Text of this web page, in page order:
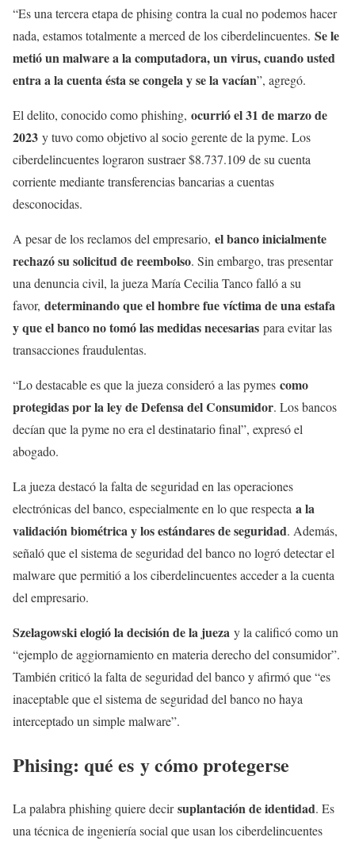
“Es una tercera etapa de phising contra la cual no podemos hacer
nada, estamos totalmente a merced de los ciberdelincuentes. Se le
metió un malware a la computadora, un virus, cuando usted
entra a la cuenta ésta se congela y se la vacían”, agregó.
El delito, conocido como phishing, ocurrió el 31 de marzo de
2023 y tuvo como objetivo al socio gerente de la pyme. Los
ciberdelincuentes lograron sustraer $8.737.109 de su cuenta
corriente mediante transferencias bancarias a cuentas
desconocidas.
A pesar de los reclamos del empresario, el banco inicialmente
rechazó su solicitud de reembolso. Sin embargo, tras presentar
una denuncia civil, la jueza María Cecilia Tanco falló a su
favor, determinando que el hombre fue víctima de una estafa
y que el banco no tomó las medidas necesarias para evitar las
transacciones fraudulentas.
“Lo destacable es que la jueza consideró a las pymes como
protegidas por la ley de Defensa del Consumidor. Los bancos
decían que la pyme no era el destinatario final”, expresó el
abogado.
La jueza destacó la falta de seguridad en las operaciones
electrónicas del banco, especialmente en lo que respecta a la
validación biométrica y los estándares de seguridad. Además,
señaló que el sistema de seguridad del banco no logró detectar el
malware que permitió a los ciberdelincuentes acceder a la cuenta
del empresario.
Szelagowski elogió la decisión de la jueza y la calificó como un
“ejemplo de aggiornamiento en materia derecho del consumidor”.
También criticó la falta de seguridad del banco y afirmó que “es
inaceptable que el sistema de seguridad del banco no haya
interceptado un simple malware”.
Phising: qué es y cómo protegerse
La palabra phishing quiere decirsuplantación de identidad. Es
una técnica de ingeniería social que usan los ciberdelincuentes